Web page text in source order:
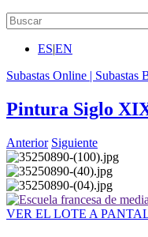
ES|EN
Subastas Online | Subastas
Pintura Siglo
Anterior Siguiente
VER EL LOTE A